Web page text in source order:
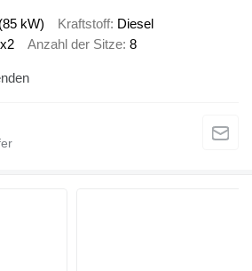
kW) Kraftstoff Diesel
Anzahl der Sitze 8